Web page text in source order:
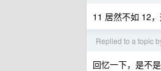
11 居然不如 12
Replied to a topic
回忆一下，是不